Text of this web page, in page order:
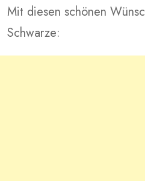
Mit diesen schönen
Schwarze: